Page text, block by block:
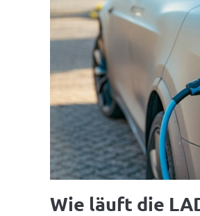
Wie läuft die